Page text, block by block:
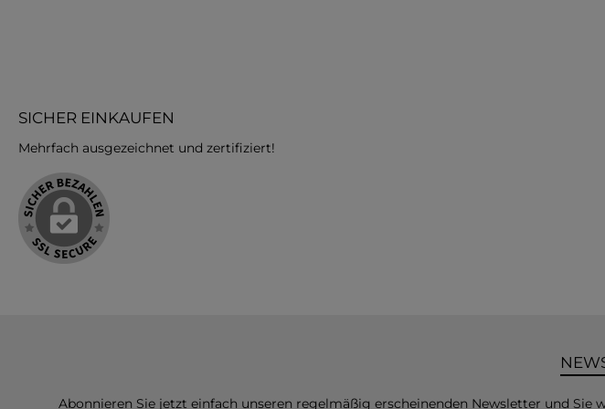
SICHER EINKAUFEN
Mehrfach ausgezeichnet und zertifiziert!
Abonnieren Sie jetzt einfach unseren regelmäßig erscheinenden Newsletter und